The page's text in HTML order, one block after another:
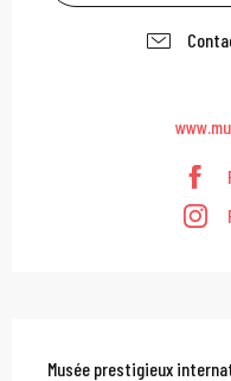
Musée prestigieux